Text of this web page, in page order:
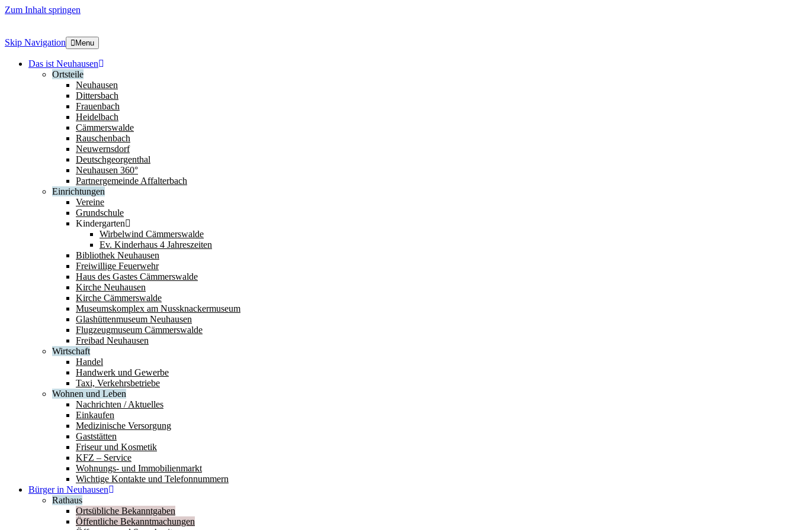
Zum Inhalt springen
Skip Navigation Menu
Das ist Neuhausen
Ortsteile
Neuhausen
Dittersbach
Frauenbach
Heidelbach
Cämmerswalde
Rauschenbach
Neuwernsdorf
Deutschgeorgenthal
Neuhausen 360°
Partnergemeinde Affalterbach
Einrichtungen
Vereine
Grundschule
Kindergarten
Wirbelwind Cämmerswalde
Ev. Kinderhaus 4 Jahreszeiten
Bibliothek Neuhausen
Freiwillige Feuerwehr
Haus des Gastes Cämmerswalde
Kirche Neuhausen
Kirche Cämmerswalde
Museumskomplex am Nussknackermuseum
Glashüttenmuseum Neuhausen
Flugzeugmuseum Cämmerswalde
Freibad Neuhausen
Wirtschaft
Handel
Handwerk und Gewerbe
Taxi, Verkehrsbetriebe
Wohnen und Leben
Nachrichten / Aktuelles
Einkaufen
Medizinische Versorgung
Gaststätten
Friseur und Kosmetik
KFZ – Service
Wohnungs- und Immobilienmarkt
Wichtige Kontakte und Telefonnummern
Bürger in Neuhausen
Rathaus
Ortsübliche Bekanntgaben
Öffentliche Bekanntmachungen